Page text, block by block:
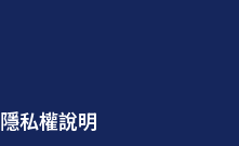
隱私權說明